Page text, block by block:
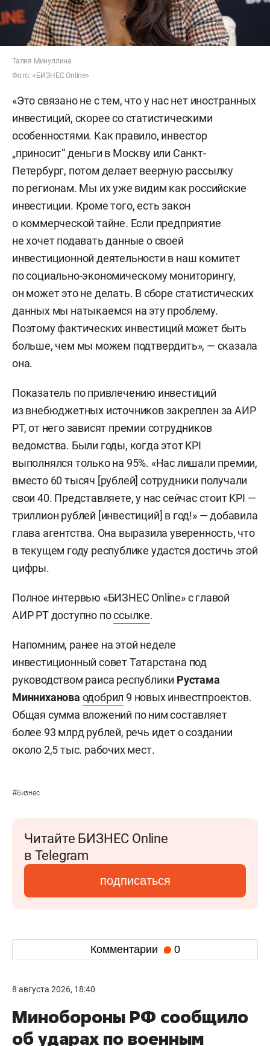
Талия Минуллина
Фото: «БИЗНЕС Online»
«Это связано не с тем, что у нас нет иностранных
инвестиций, скорее со статистическими
особенностями. Как правило, инвестор
„приносит“ деньги в Москву или Санкт-
Петербург, потом делает веерную рассылку
по регионам. Мы их уже видим как российские
инвестиции. Кроме того, есть закон
о коммерческой тайне. Если предприятие
не хочет подавать данные о своей
инвестиционной деятельности в наш комитет
по социально-экономическому мониторингу,
он может это не делать. В сборе статистических
данных мы натыкаемся на эту проблему.
Поэтому фактических инвестиций может быть
больше, чем мы можем подтвердить», — сказала
она.
Показатель по привлечению инвестиций
из внебюджетных источников закреплен за АИР
РТ, от него зависят премии сотрудников
ведомства. Были годы, когда этот KPI
выполнялся только на 95%. «Нас лишали премии,
вместо 60 тысяч [рублей] сотрудники получали
свои 40. Представляете, у нас сейчас стоит KPI —
триллион рублей [инвестиций] в год!» — добавила
глава агентства. Она выразила уверенность, что
в текущем году республике удастся достичь этой
цифры.
Полное интервью «БИЗНЕС Online» с главой
АИР РТ доступно поссылке.
Напомним, ранее на этой неделе
инвестиционный совет Татарстана под
руководством раиса республики Рустама
Минниханова одобрил 9 новых инвестпроектов.
Общая сумма вложений по ним составляет
более 93 млрд рублей, речь идет о создании
около 2,5 тыс. рабочих мест.
#бизнес
Читайте БИЗНЕС Online
в Telegram
подписаться
Комментарии 0
8 августа 2026, 18:40
Минобороны РФ сообщило
об ударах по военным